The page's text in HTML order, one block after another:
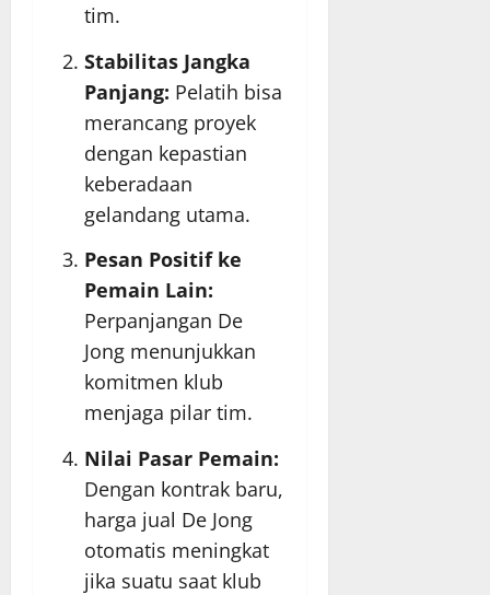
tim.
Stabilitas Jangka
Panjang: Pelatih bisa
merancang proyek
dengan kepastian
keberadaan
gelandang utama.
Pesan Positif ke
Pemain Lain:
Perpanjangan De
Jong menunjukkan
komitmen klub
menjaga pilar tim.
Nilai Pasar Pemain:
Dengan kontrak baru,
harga jual De Jong
otomatis meningkat
jika suatu saat klub